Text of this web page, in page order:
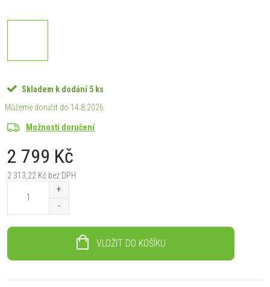
Skladem k dodání 5 ks
14.8.2026
Možnosti doručení
2 799 Kč
2 313,22 Kč bez DPH
VLOŽIT DO KOŠÍKU